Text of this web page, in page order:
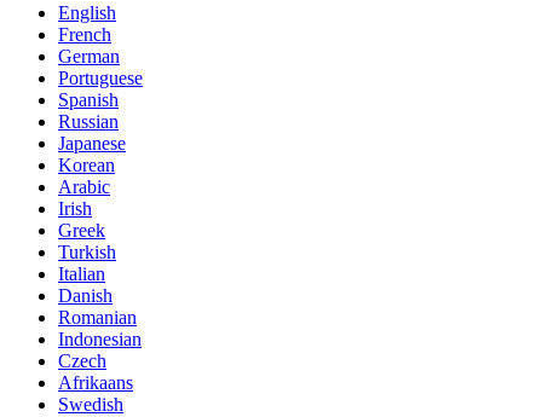
English
French
German
Portuguese
Spanish
Russian
Japanese
Korean
Arabic
Irish
Greek
Turkish
Italian
Danish
Romanian
Indonesian
Czech
Afrikaans
Swedish